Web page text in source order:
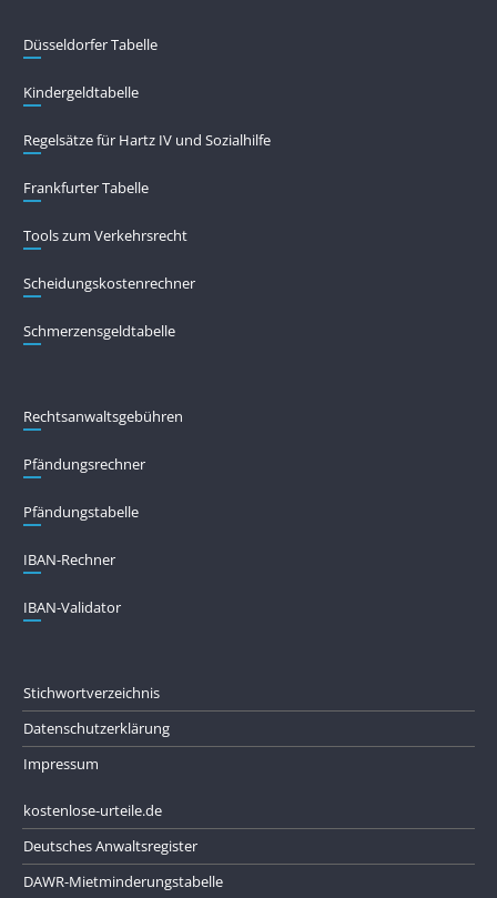
Düsseldorfer Tabelle
Kindergeldtabelle
Regelsätze für Hartz IV und Sozialhilfe
Frankfurter Tabelle
Tools zum Verkehrsrecht
Scheidungskostenrechner
Schmerzensgeldtabelle
Rechtsanwaltsgebühren
Pfändungs­rechner
Pfändungs­tabelle
IBAN-Rechner
IBAN-Validator
Stichwortverzeichnis
Datenschutzerklärung
Impressum
kostenlose-urteile.de
Deutsches Anwaltsregister
DAWR-Mietminderungstabelle